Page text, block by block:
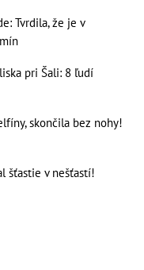
Tvrdila, že je v
pri Šali: 8 ľudí
skončila bez nohy!
šťastie v nešťastí!